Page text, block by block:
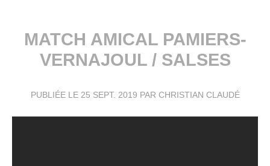
MATCH AMICAL PAMIERS-
VERNAJOUL / SALSES
PUBLIÉE LE 25 SEPT. 2019 PAR CHRISTIAN CLAUDÉ